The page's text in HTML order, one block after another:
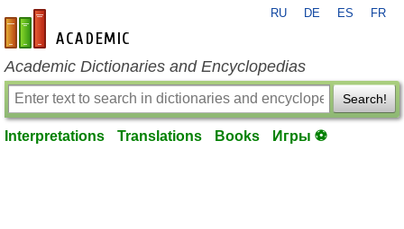
en-academic.com
RU DE ES FR
Academic Dictionaries and Encyclopedias
Search!
Interpretations Translations Books Игры ⚽